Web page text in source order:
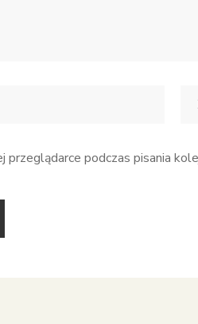
przeglądarce podczas pisania